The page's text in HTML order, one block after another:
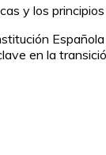
y los
en la